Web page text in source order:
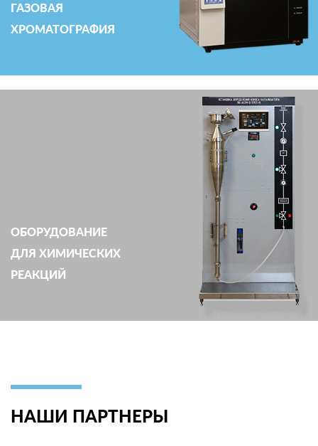
ГАЗОВАЯ
ХРОМАТОГРАФИЯ
ОБОРУДОВАНИЕ
ДЛЯ ХИМИЧЕСКИХ
РЕАКЦИЙ
НАШИ ПАРТНЕРЫ